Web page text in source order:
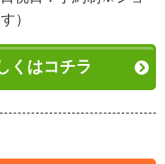
）
くはコチラ